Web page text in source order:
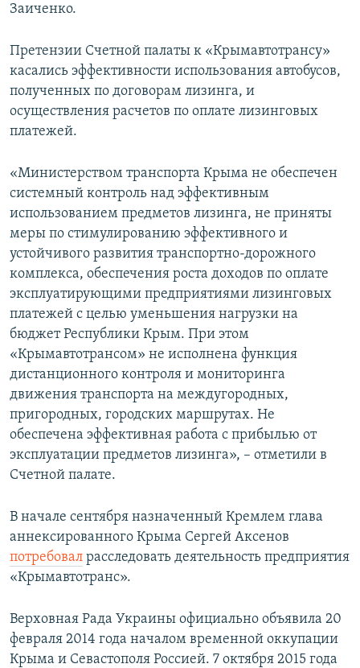
Заиченко.
Претензии Счетной палаты к «Крымавтотрансу»
касались эффективности использования автобусов,
полученных по договорам лизинга, и
осуществления расчетов по оплате лизинговых
платежей.
«Министерством транспорта Крыма не обеспечен
системный контроль над эффективным
использованием предметов лизинга, не приняты
меры по стимулированию эффективного и
устойчивого развития транспортно-дорожного
комплекса, обеспечения роста доходов по оплате
эксплуатирующими предприятиями лизинговых
платежей с целью уменьшения нагрузки на
бюджет Республики Крым. При этом
«Крымавтотрансом» не исполнена функция
дистанционного контроля и мониторинга
движения транспорта на междугородных,
пригородных, городских маршрутах. Не
обеспечена эффективная работа с прибылью от
эксплуатации предметов лизинга», – отметили в
Счетной палате.
В начале сентября назначенный Кремлем глава
аннексированного Крыма Сергей Аксенов
потребовал расследовать деятельность предприятия
«Крымавтотранс».
Верховная Рада Украины официально объявила 20
февраля 2014 года началом временной оккупации
Крыма и Севастополя Россией. 7 октября 2015 года